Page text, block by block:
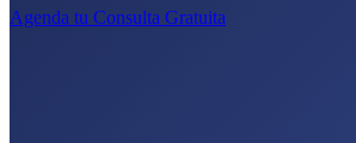
Agenda tu Consulta Gratuita